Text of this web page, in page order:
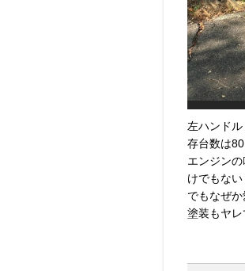
左ハンド
存台数は80
エンジン
けでもない
でもなぜか
塗装もヤレ